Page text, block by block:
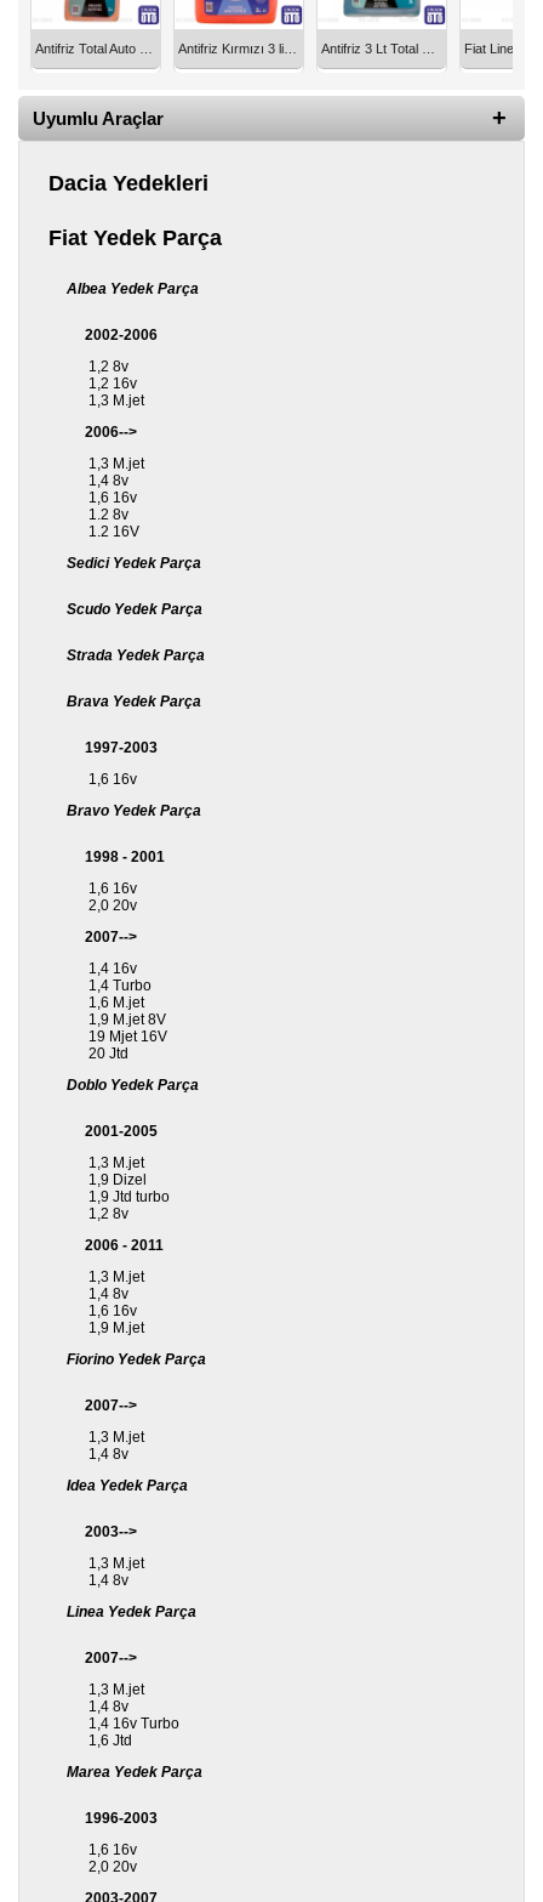
Ampül
Çeşitleri
Dacia
Yedekleri
Aksesuar
Sanroof
Antifriz Total Auto Supra D tipi Organic 1 litre ANT1K - Total Antifriz Kırmızı 3 litre Total Auto Supra D tipi Organic 3 Litre ANT3K - Total Antifriz 3 Lt Total Glacelf Classic ANT3 - Elf - Total
Uyumlu Araçlar
Dacia Yedekleri
Fiat Yedek Parça
Albea Yedek Parça
2002-2006
1,2 8v
1,2 16v
1,3 M.jet
2006-->
1,3 M.jet
1,4 8v
1,6 16v
1.2 8v
1.2 16V
Sedici Yedek Parça
Scudo Yedek Parça
Strada Yedek Parça
Brava Yedek Parça
1997-2003
1,6 16v
Bravo Yedek Parça
1998 - 2001
1,6 16v
2,0 20v
2007-->
1,4 16v
1,4 Turbo
1,6 M.jet
1,9 M.jet 8V
19 Mjet 16V
20 Jtd
Doblo Yedek Parça
2001-2005
1,3 M.jet
1,9 Dizel
1,9 Jtd turbo
1,2 8v
2006 - 2011
1,3 M.jet
1,4 8v
1,6 16v
1,9 M.jet
Fiorino Yedek Parça
2007-->
1,3 M.jet
1,4 8v
Idea Yedek Parça
2003-->
1,3 M.jet
1,4 8v
Linea Yedek Parça
2007-->
1,3 M.jet
1,4 8v
1,4 16v Turbo
1,6 Jtd
Marea Yedek Parça
1996-2003
1,6 16v
2,0 20v
2003-2007